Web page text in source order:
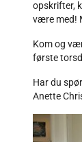
opskrifter,
være med!
Kom og
første
Har du
Anette